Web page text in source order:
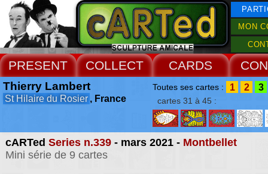
MON
PRESENT COLLECT CARDS
cARTed Series n.339- mars 2021 - Montbellet
Mini série de 9 cartes
Thierry Lambert
St Hilaire du Rosier , France
Toutes ses cartes : 1 2 3
cartes 31 à 45 :